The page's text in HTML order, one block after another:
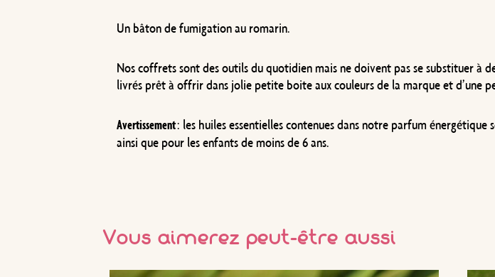
Un bâton de fumigation au romarin.
Nos coffrets sont des outils du quotidien mais ne doivent pas se substituer à
livrés prêt à offrir dans jolie petite boite aux couleurs de la marque et d’une
Avertissement: les huiles essentielles contenues dans notre parfum
ainsi que pour les enfants de moins de 6 ans.
Vous aimerez peut-être aussi